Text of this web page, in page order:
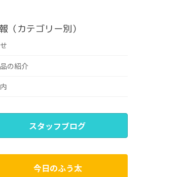
（カテゴリー別）
の紹介
スタッフブログ
今日のふう太